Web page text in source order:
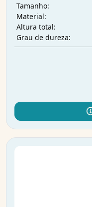
Tamanho:
Material:
Altura total:
Grau de dureza: